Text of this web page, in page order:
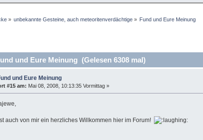
» unbekannte Gesteine, auch meteoritenverdächtige» Fund und Eure Meinung
und Eure Meinung (Gelesen 6308 mal)
und Eure Meinung
#15 am: Mai 08, 2008, 10:13:35 Vormittag »
auch von mir ein herzliches Willkommen hier im Forum!